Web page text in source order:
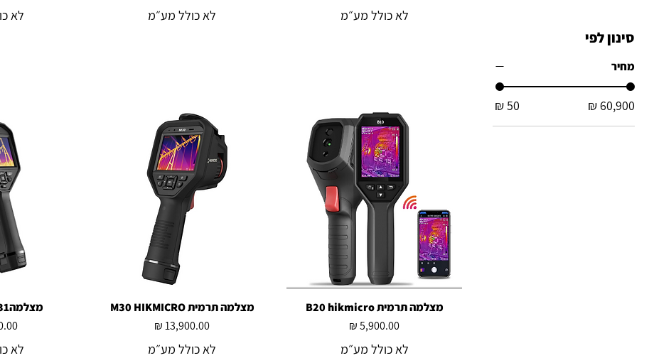
סינון לפי
מחיר
לא כולל מע״מ לא כולל מע״מ לא
תצוגה מהירהמצלמה תרמית B20 hikmicro
מחיר
לא כולל מע״מ
תצוגה מהירהמצלמה תרמית M30 HIKMICRO
מחיר
לא כולל מע״מ
מצלמהHIKMICRO G31
לא